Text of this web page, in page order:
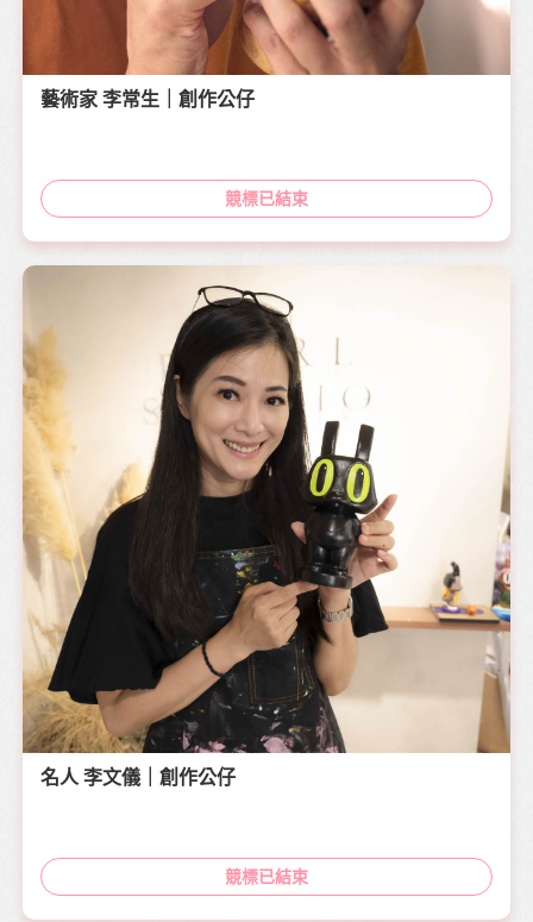
藝術家 李常生｜創作公仔
競標已結束
名人 李文儀｜創作公仔
競標已結束